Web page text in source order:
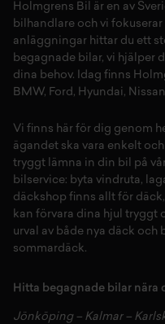
Holmgrens Bil är en av
bilhandlare och vi
anläggningar hittar du ett
begagnade bilar, vi hjälper
dina behov. Idag finns
BMW, Ford, Hyundai, Nissan
Vi finns här för dig genom
ägandet ska vara enkelt
tryggt lämna in din bil på
bilservice: byta vindruta,
däckshop finns allt för däck,
kan förvara dina hjul tryggt
urval av både nya däck och
sommardäck.
Hitta begagnade bilar nära
Jönköping– Kalmar –